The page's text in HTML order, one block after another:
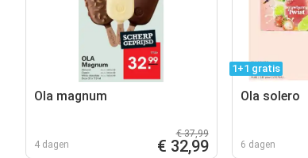
Ola magnum
4 dagen
€ 37,99
€ 32,99
1+1 gratis
Ola solero
6 dagen